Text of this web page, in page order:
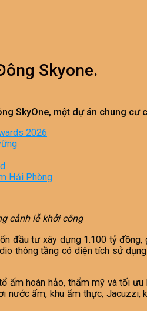
Skyone.
SkyOne, một dự án chung cư
2026
Hải Phòng
cảnh lễ khởi công
đầu tư xây dựng 1.100 tỷ
thông tầng có diện tích sử
ấm hoàn hảo, thẩm mỹ và tối
ấm, khu ẩm thực, Jacuzzi,